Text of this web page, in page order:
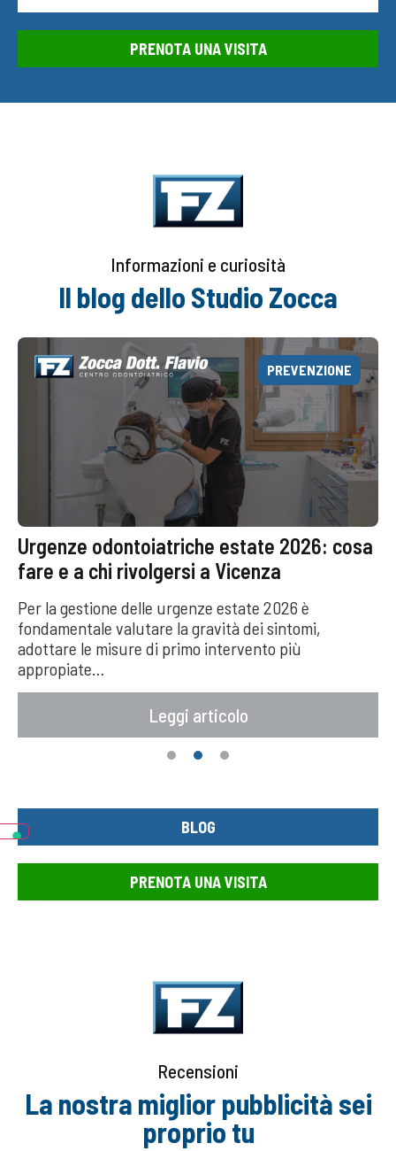
PRENOTA UNA VISITA
Informazioni e curiosità
Il blog dello Studio Zocca
PREVENZIONE
Urgenze odontoiatriche estate 2026: cosa
fare e a chi rivolgersi a Vicenza
Per la gestione delle urgenze estate 2026 è
fondamentale valutare la gravità dei sintomi,
adottare le misure di primo intervento più
appropiate…
Leggi articolo
BLOG
PRENOTA UNA VISITA
Recensioni
La nostra miglior pubblicità sei
proprio tu